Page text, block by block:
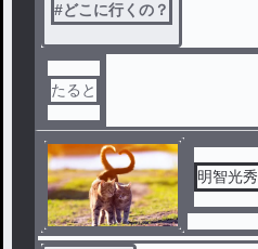
#どこに行くの？
たると
明智光秀